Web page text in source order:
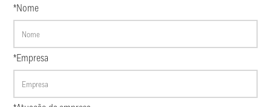
*Nome
*Empresa